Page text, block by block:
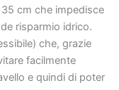
€263
cm che impedisce
risparmio idrico.
che, grazie
facilmente
e quindi di poter